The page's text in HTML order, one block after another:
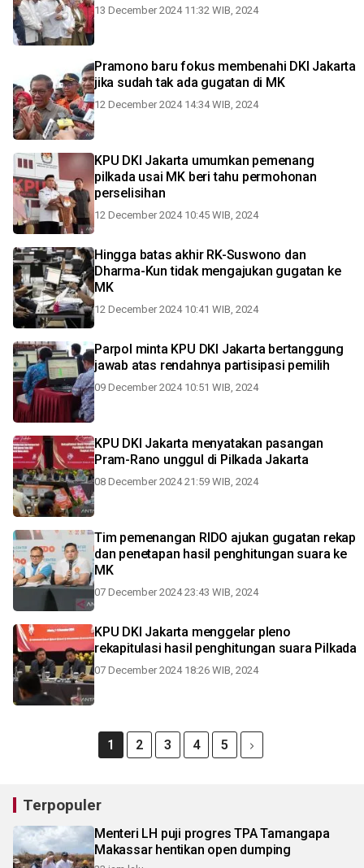
13 December 2024 11:32 WIB, 2024
Pramono baru fokus membenahi DKI Jakarta
jika sudah tak ada gugatan di MK
12 December 2024 14:34 WIB, 2024
KPU DKI Jakarta umumkan pemenang
pilkada usai MK beri tahu permohonan
perselisihan
12 December 2024 10:45 WIB, 2024
Hingga batas akhir RK-Suswono dan
Dharma-Kun tidak mengajukan gugatan ke
MK
12 December 2024 10:41 WIB, 2024
Parpol minta KPU DKI Jakarta bertanggung
jawab atas rendahnya partisipasi pemilih
09 December 2024 10:51 WIB, 2024
KPU DKI Jakarta menyatakan pasangan
Pram-Rano unggul di Pilkada Jakarta
08 December 2024 21:59 WIB, 2024
Tim pemenangan RIDO ajukan gugatan rekap
dan penetapan hasil penghitungan suara ke
MK
07 December 2024 23:43 WIB, 2024
KPU DKI Jakarta menggelar pleno
rekapitulasi hasil penghitungan suara Pilkada
07 December 2024 18:26 WIB, 2024
1 2 3 4 5
Terpopuler
Menteri LH puji progres TPA Tamangapa
Makassar hentikan open dumping